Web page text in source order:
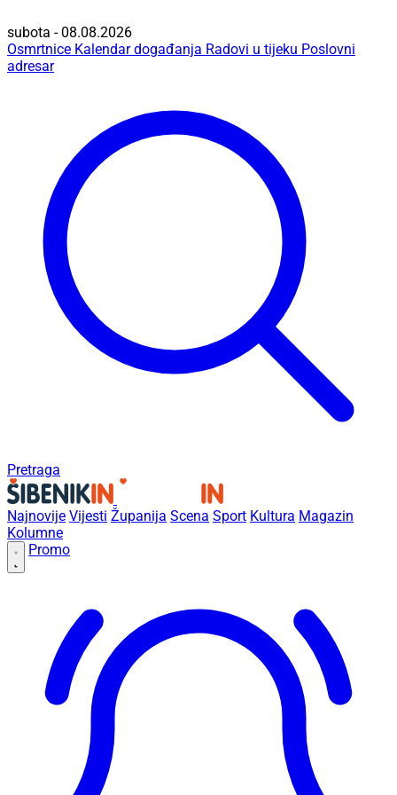
subota - 08.08.2026
Osmrtnice Kalendar događanja Radovi u tijeku Poslovni
adresar
Pretraga
Najnovije Vijesti Županija Scena Sport Kultura Magazin
Kolumne
Promo